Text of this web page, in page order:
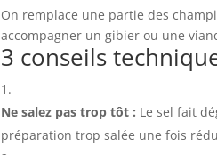
On remplace une partie des
accompagner un gibier ou une
3 conseils
Ne salez pas trop tôt : Le sel fait
préparation trop salée une fois